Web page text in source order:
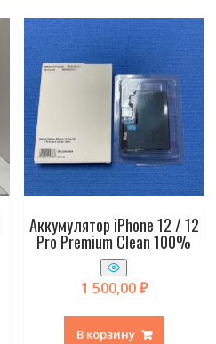
Аккумулятор iPhone 12 / 12
Pro Premium Clean 100%
1 500,00₽
В корзину